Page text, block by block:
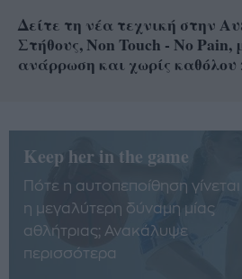
Δείτε τη νέα τεχνική στην
Στήθους, Non Touch - No Pain,
ανάρρωση και χωρίς καθόλου
Keep her in the game
Πότε η αυτοπεποίθηση γίνεται
η μεγαλύτερη δύναμη μίας
αθλήτριας; Ανακάλυψε
περισσότερα